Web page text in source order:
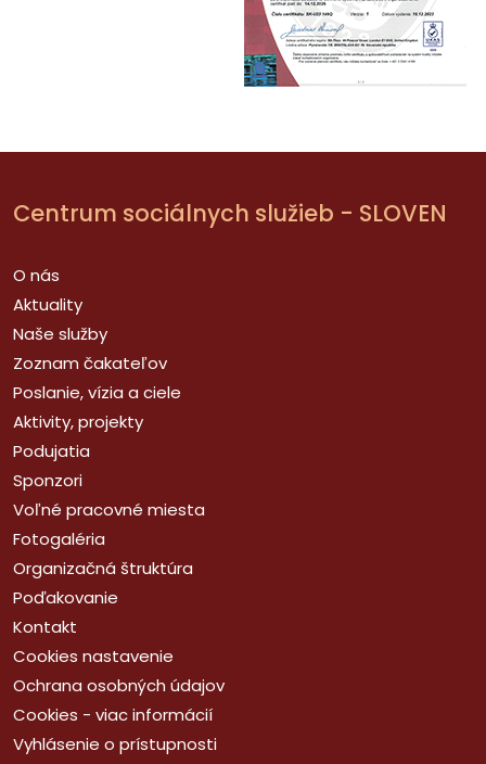
Centrum sociálnych služieb - SLOVEN
O nás
Aktuality
Naše služby
Zoznam čakateľov
Poslanie, vízia a ciele
Aktivity, projekty
Podujatia
Sponzori
Voľné pracovné miesta
Fotogaléria
Organizačná štruktúra
Poďakovanie
Kontakt
Cookies nastavenie
Ochrana osobných údajov
Cookies - viac informácií
Vyhlásenie o prístupnosti